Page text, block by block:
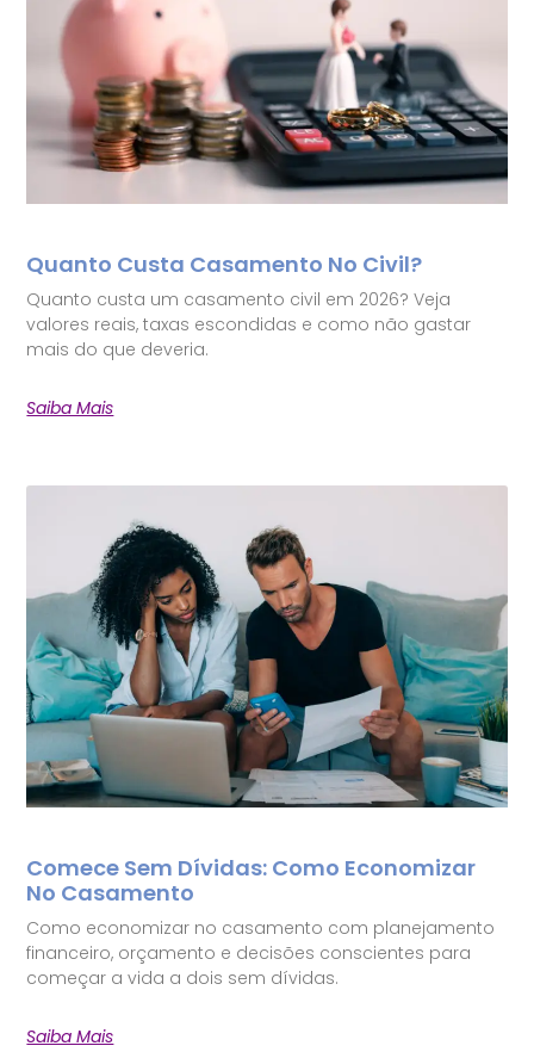
Quanto Custa Casamento No Civil?
Quanto custa um casamento civil em 2026? Veja
valores reais, taxas escondidas e como não gastar
mais do que deveria.
Saiba Mais
Comece Sem Dívidas: Como Economizar
No Casamento
Como economizar no casamento com planejamento
financeiro, orçamento e decisões conscientes para
começar a vida a dois sem dívidas.
Saiba Mais